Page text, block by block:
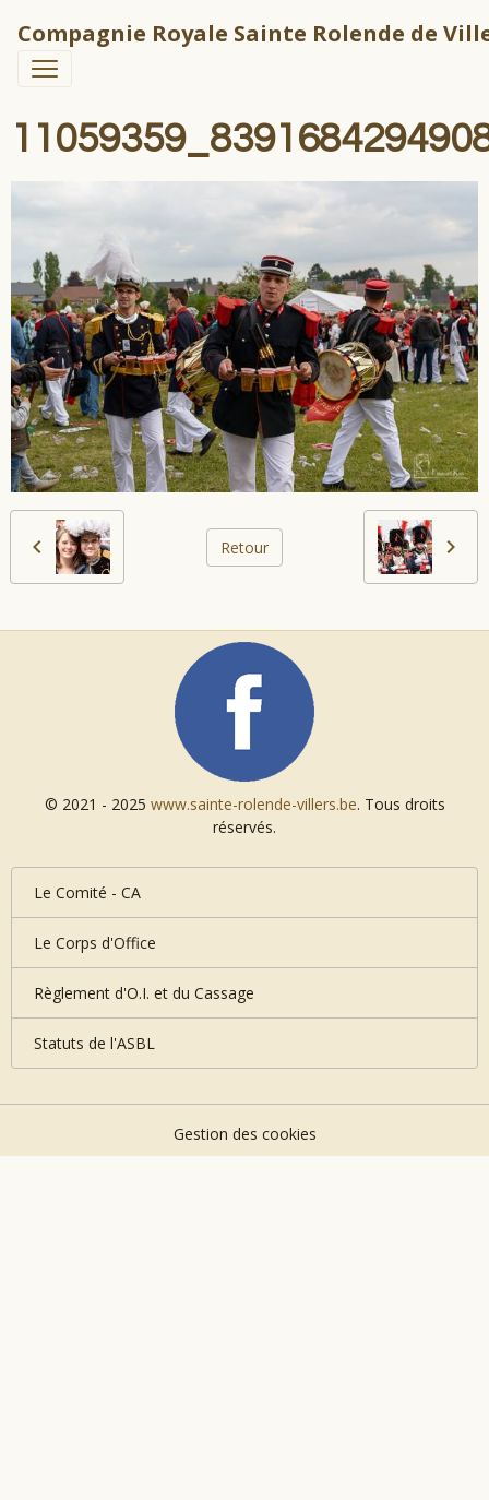
Compagnie Royale Sainte Rolende de
Retour
© 2021 - 2025 www.sainte-rolende-villers.be. Tous droits
réservés.
Le Comité - CA
Le Corps d'Office
Règlement d'O.I. et du Cassage
Statuts de l'ASBL
Gestion des cookies